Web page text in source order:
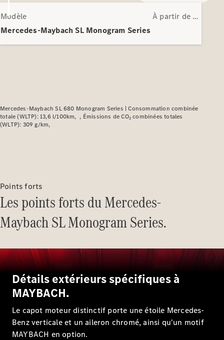
Tous les modèles
Berline
Berlines
CLA
Électrique
CLA
Classe C
Berline
C
Berline
Électrique
EQE
Berline
Électrique
EQS
Électrique
Classe E
Berline
Classe S
Modèle
Mercedes-Maybach SL Monogram Series
À partir de (TVAC)
Mercedes-Maybach SL 680 Monogram Series |Consommation combinée
totale (WLTP): 13,6 l/100km
Émissions de CO₂ combinées totales
(WLTP): 309 g/km
Points forts
Les points forts du Mercedes-
Maybach SL Monogram Series.
Détails extérieurs spécifiques à
MAYBACH.
Le capot moteur distinctif porte une étoile Mercedes-
Benz verticale et un aileron chromé, ainsi qu'un motif
MAYBACH en option.